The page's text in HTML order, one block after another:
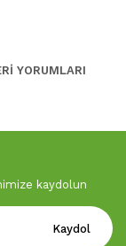
YORUMLARI
kaydolun
Kaydol